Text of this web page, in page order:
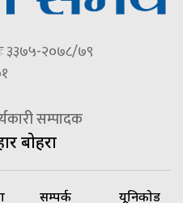
३३७५-२०७८/७९
सम्पादक
बोहरा
सम्पर्क यूनिकोड